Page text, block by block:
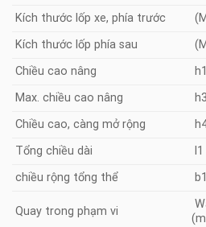
Kích thước lốp xe, phía trước
Kích thước lốp phía sau
Chiều cao nâng
Max. chiều cao nâng
Chiều cao, càng mở rộng
Tổng chiều dài
chiều rộng tổng thể
Quay trong phạm vi